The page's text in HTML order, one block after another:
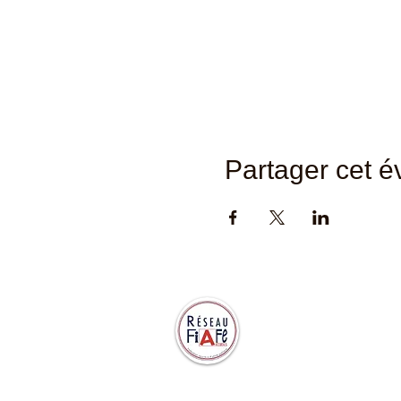
Partager cet